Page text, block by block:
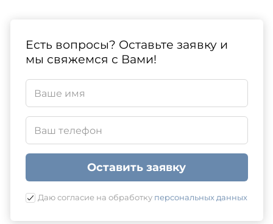
Есть вопросы? Оставьте заявку и
мы свяжемся с Вами!
Оставить заявку
Даю согласие на обработку персональных данных